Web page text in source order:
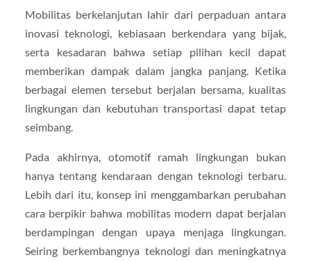
Mobilitas berkelanjutan lahir dari perpaduan antara
inovasi teknologi, kebiasaan berkendara yang bijak,
serta kesadaran bahwa setiap pilihan kecil dapat
memberikan dampak dalam jangka panjang. Ketika
berbagai elemen tersebut berjalan bersama, kualitas
lingkungan dan kebutuhan transportasi dapat tetap
seimbang.
Pada akhirnya, otomotif ramah lingkungan bukan
hanya tentang kendaraan dengan teknologi terbaru.
Lebih dari itu, konsep ini menggambarkan perubahan
cara berpikir bahwa mobilitas modern dapat berjalan
berdampingan dengan upaya menjaga lingkungan.
Seiring berkembangnya teknologi dan meningkatnya